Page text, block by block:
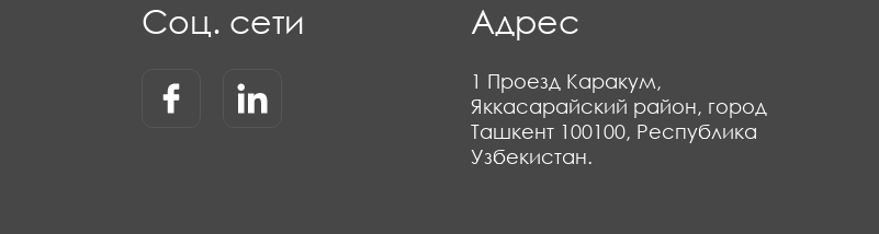
Соц. сети Адрес
1 Проезд Каракум,
Яккасарайский район, город
Ташкент 100100, Республика
Узбекистан.